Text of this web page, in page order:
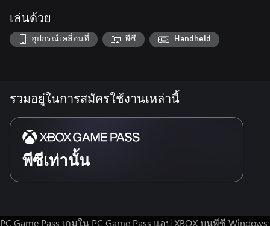
เล่นด้วย
อุปกรณ์เคลื่อนที่ พีซี Handheld
รวมอยู่ในการสมัครใช้งานเหล่านี้
พีซีเท่านั้น
PC Game Pass เกมใน PC Game Pass แอป XBOX บนพีซี Windows